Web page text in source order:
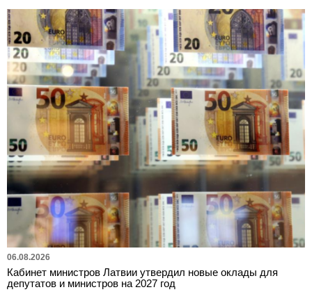
06.08.2026
Кабинет министров Латвии утвердил новые оклады для
депутатов и министров на 2027 год